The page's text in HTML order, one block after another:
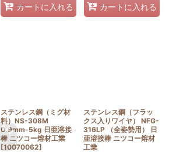
カートに入れる カートに入れる
ステンレス鋼（ミグ材
料）NS-308M
0.9mm-5kg 日亜溶接
棒 ニツコー熔材工業
[10070062]
ステンレス鋼（フラッ
クス入りワイヤ） NFG-
316LP （全姿勢用） 日
亜溶接棒 ニツコー熔材
工業